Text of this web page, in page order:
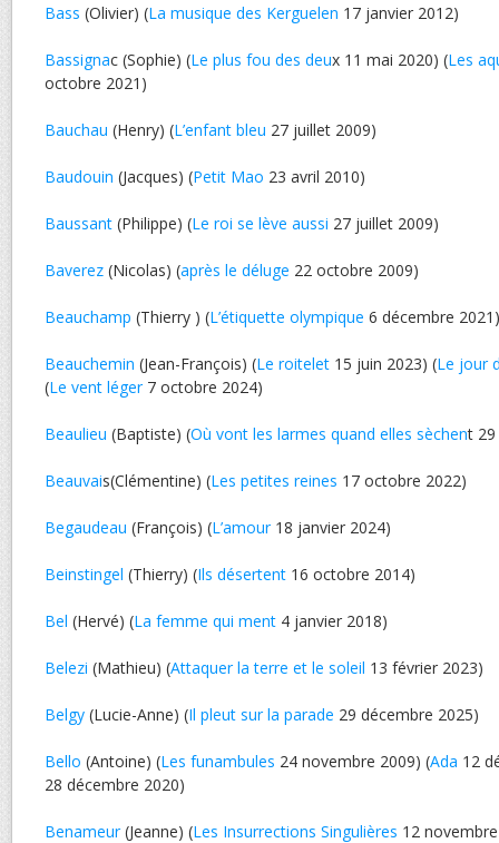
Bass (Olivier) (La musique des Kerguelen 17 janvier 2012)
Bassignac (Sophie) (Le plus fou des deux 11 mai 2020) (Les
octobre 2021)
Bauchau (Henry) (L’enfant bleu 27 juillet 2009)
Baudouin (Jacques) (Petit Mao 23 avril 2010)
Baussant (Philippe) (Le roi se lève aussi 27 juillet 2009)
Baverez (Nicolas) (après le déluge 22 octobre 2009)
Beauchamp (Thierry ) (L’étiquette olympique 6 décembre 2021)
Beauchemin (Jean-François) (Le roitelet 15 juin 2023) (Le jour
(Le vent léger7 octobre 2024)
Beaulieu (Baptiste) (Où vont les larmes quand elles sèchent 29
Beauvais(Clémentine) (Les petites reines 17 octobre 2022)
Begaudeau (François) (L’amour18 janvier 2024)
Beinstingel (Thierry) (Ils désertent 16 octobre 2014)
Bel (Hervé) (La femme qui ment 4 janvier 2018)
Belezi (Mathieu) (Attaquer la terre et le soleil 13 février 2023)
Belgy (Lucie-Anne) (Il pleut sur la parade 29 décembre 2025)
Bello (Antoine) (Les funambules 24 novembre 2009) (Ada 12
28 décembre 2020)
Benameur(Jeanne) (Les Insurrections Singulières 12